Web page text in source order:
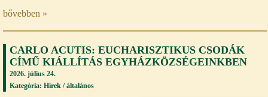
bővebben »
CARLO ACUTIS: EUCHARISZTIKUS CSODÁK
CÍMŰ KIÁLLÍTÁS EGYHÁZKÖZSÉGEINKBEN
2026. július 24.
Kategória: Hírek /általános